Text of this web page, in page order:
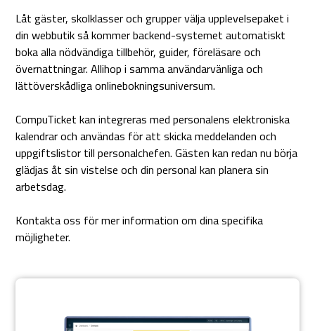
Låt gäster, skolklasser och grupper välja upplevelsepaket i
din webbutik så kommer backend-systemet automatiskt
boka alla nödvändiga tillbehör, guider, föreläsare och
övernattningar. Allihop i samma användarvänliga och
lättöverskådliga onlinebokningsuniversum.
CompuTicket kan integreras med personalens elektroniska
kalendrar och användas för att skicka meddelanden och
uppgiftslistor till personalchefen. Gästen kan redan nu börja
glädjas åt sin vistelse och din personal kan planera sin
arbetsdag.
Kontakta oss för mer information om dina specifika
möjligheter.